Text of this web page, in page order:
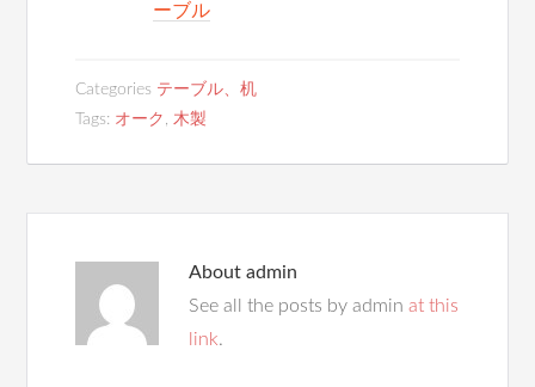
ーブル
Categories テーブル、机
Tags: オーク ,木製
About admin
See all the posts by adminat this
link.